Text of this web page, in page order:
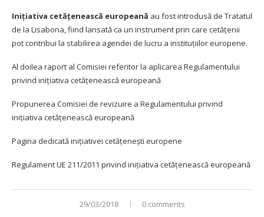
Inițiativa cetățenească europeană au fost introdusă de Tratatul
de la Lisabona, fiind lansată ca un instrument prin care cetățenii
pot contribui la stabilirea agendei de lucru a instituțiilor europene.
Al doilea raport al Comisiei referitor la aplicarea Regulamentului
privind inițiativa cetățenească europeană
Propunerea Comisiei de revizuire a Regulamentului privind
inițiativa cetățenească europeană
Pagina dedicată inițiativei cetățenești europene
Regulament UE 211/2011 privind inițiativa cetățenească europeană
29/03/2018 0 comments